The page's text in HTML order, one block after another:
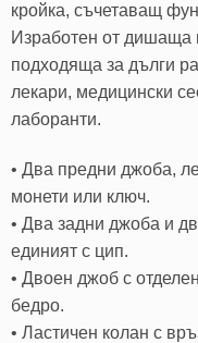
кройка, съчетаващ
Изработен от дишаща
подходяща за дълги
лекари, медицински
лаборанти.
• Два предни джоба,
монети или ключ.
• Два задни джоба и
единият с цип.
• Двоен джоб с
бедро.
• Ластичен колан с